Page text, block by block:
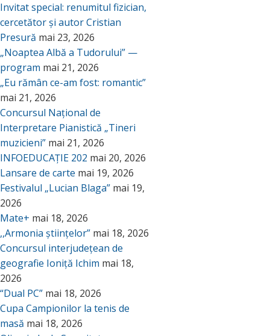
Invitat special: renumitul fizician,
cercetător și autor Cristian
Presură mai 23, 2026
„Noaptea Albă a Tudorului” —
program mai 21, 2026
„Eu rămân ce-am fost: romantic”
mai 21, 2026
Concursul Național de
Interpretare Pianistică „Tineri
muzicieni” mai 21, 2026
INFOEDUCAȚIE 202 mai 20, 2026
Lansare de carte mai 19, 2026
Festivalul „Lucian Blaga” mai 19,
2026
Mate+ mai 18, 2026
,,Armonia științelor” mai 18, 2026
Concursul interjudețean de
geografie Ioniță Ichim mai 18,
2026
“Dual PC” mai 18, 2026
Cupa Campionilor la tenis de
masă mai 18, 2026